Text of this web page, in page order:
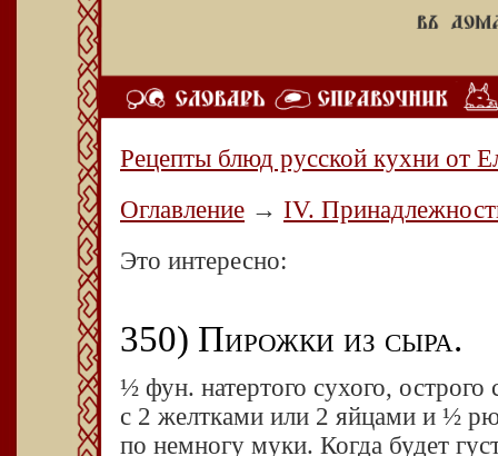
Рецепты блюд русской кухни от
Оглавление → IV.
Это интересно:
350) Пирожки из сыра.
½ фун. натертого сухого,
с 2 желтками или 2 яйцами и ½
по немногу муки. Когда будет